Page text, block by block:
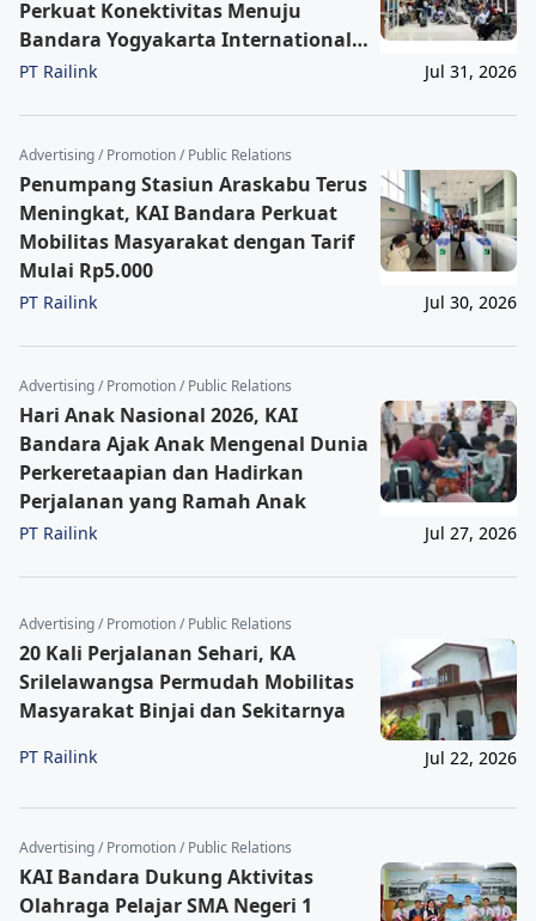
Perkuat Konektivitas Menuju
Bandara Yogyakarta International
Airport
PT Railink Jul 31, 2026
Advertising / Promotion / Public Relations
Penumpang Stasiun Araskabu Terus
Meningkat, KAI Bandara Perkuat
Mobilitas Masyarakat dengan Tarif
Mulai Rp5.000
PT Railink Jul 30, 2026
Advertising / Promotion / Public Relations
Hari Anak Nasional 2026, KAI
Bandara Ajak Anak Mengenal Dunia
Perkeretaapian dan Hadirkan
Perjalanan yang Ramah Anak
PT Railink Jul 27, 2026
Advertising / Promotion / Public Relations
20 Kali Perjalanan Sehari, KA
Srilelawangsa Permudah Mobilitas
Masyarakat Binjai dan Sekitarnya
PT Railink Jul 22, 2026
Advertising / Promotion / Public Relations
KAI Bandara Dukung Aktivitas
Olahraga Pelajar SMA Negeri 1